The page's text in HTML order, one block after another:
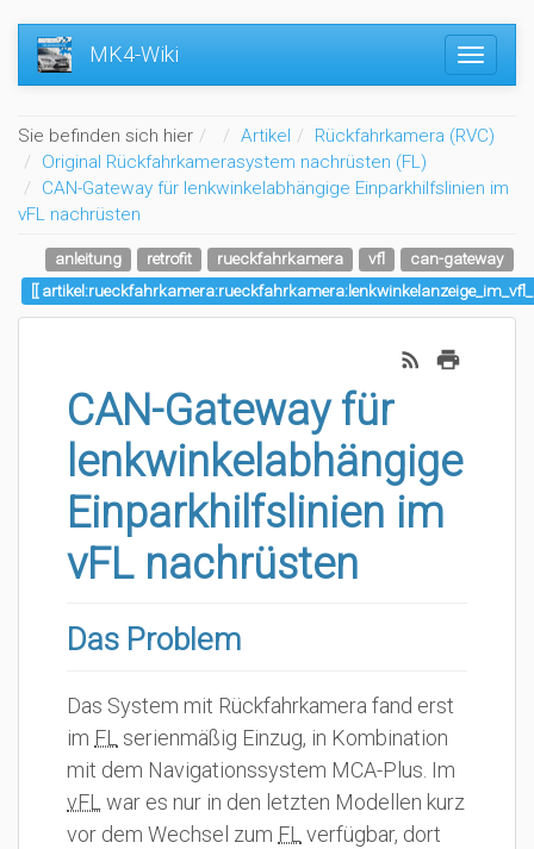
MK4-Wiki
Sie befinden sich hier Home
Artikel
Rückfahrkamera (RVC)
Original Rückfahrkamerasystem nachrüsten (FL)
CAN-Gateway für lenkwinkelabhängige Einparkhilfslinien im
vFL nachrüsten
anleitung retrofit rueckfahrkamera vfl
can-gateway
CAN-Gateway für
lenkwinkelabhängige
Einparkhilfslinien im
vFL nachrüsten
Das Problem
Das System mit Rückfahrkamera fand erst
im FL serienmäßig Einzug, in Kombination
mit dem Navigationssystem MCA-Plus. Im
vFL war es nur in den letzten Modellen kurz
vor dem Wechsel zum FL verfügbar, dort